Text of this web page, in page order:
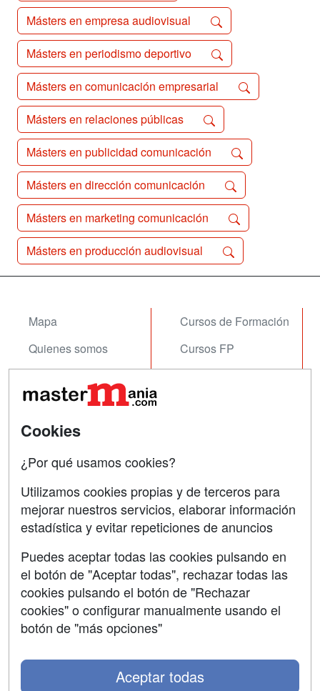
Másters en empresa audiovisual
Másters en periodismo deportivo
Másters en comunicación empresarial
Másters en relaciones públicas
Másters en publicidad comunicación
Másters en dirección comunicación
Másters en marketing comunicación
Másters en producción audiovisual
Mapa
Quienes somos
Acceso Usuarios
Acceso Centros
Cursos de Formación
Cursos FP
Contactar
Confidencialidad
Copyleft
SÍGUENOS EN:
Cookies
¿Por qué usamos cookies?
Utilizamos cookies propias y de terceros para
mejorar nuestros servicios, elaborar información
estadística y evitar repeticiones de anuncios
Puedes aceptar todas las cookies pulsando en
el botón de "Aceptar todas", rechazar todas las
cookies pulsando el botón de "Rechazar
cookies" o configurar manualmente usando el
botón de "más opciones"
Aceptar todas